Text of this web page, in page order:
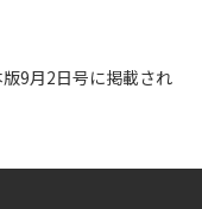
9月2日号に掲載され